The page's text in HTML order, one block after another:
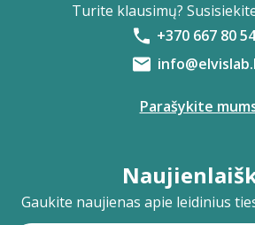
Turite klausimų?
+370 667 80
Parašykite
Gaukite naujienas apie leidinius